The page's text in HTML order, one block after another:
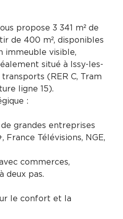
propose 3 341 m² de
de 400 m², disponibles
immeuble visible,
situé à Issy-les-
transports (RER C, Tram
ligne 15).
:
grandes entreprises
France Télévisions, NGE,
commerces,
deux pas.
le confort et la